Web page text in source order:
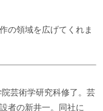
の領域を広げてくれま
芸術学研究科修了。芸
者の新井一。同社に